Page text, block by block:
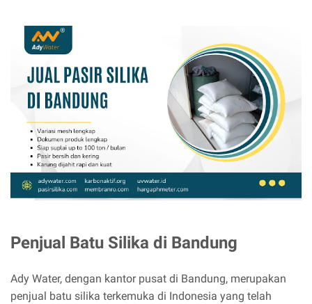
Penjual Batu Silika di Bandung
Ady Water, dengan kantor pusat di Bandung, merupakan
penjual batu silika terkemuka di Indonesia yang telah